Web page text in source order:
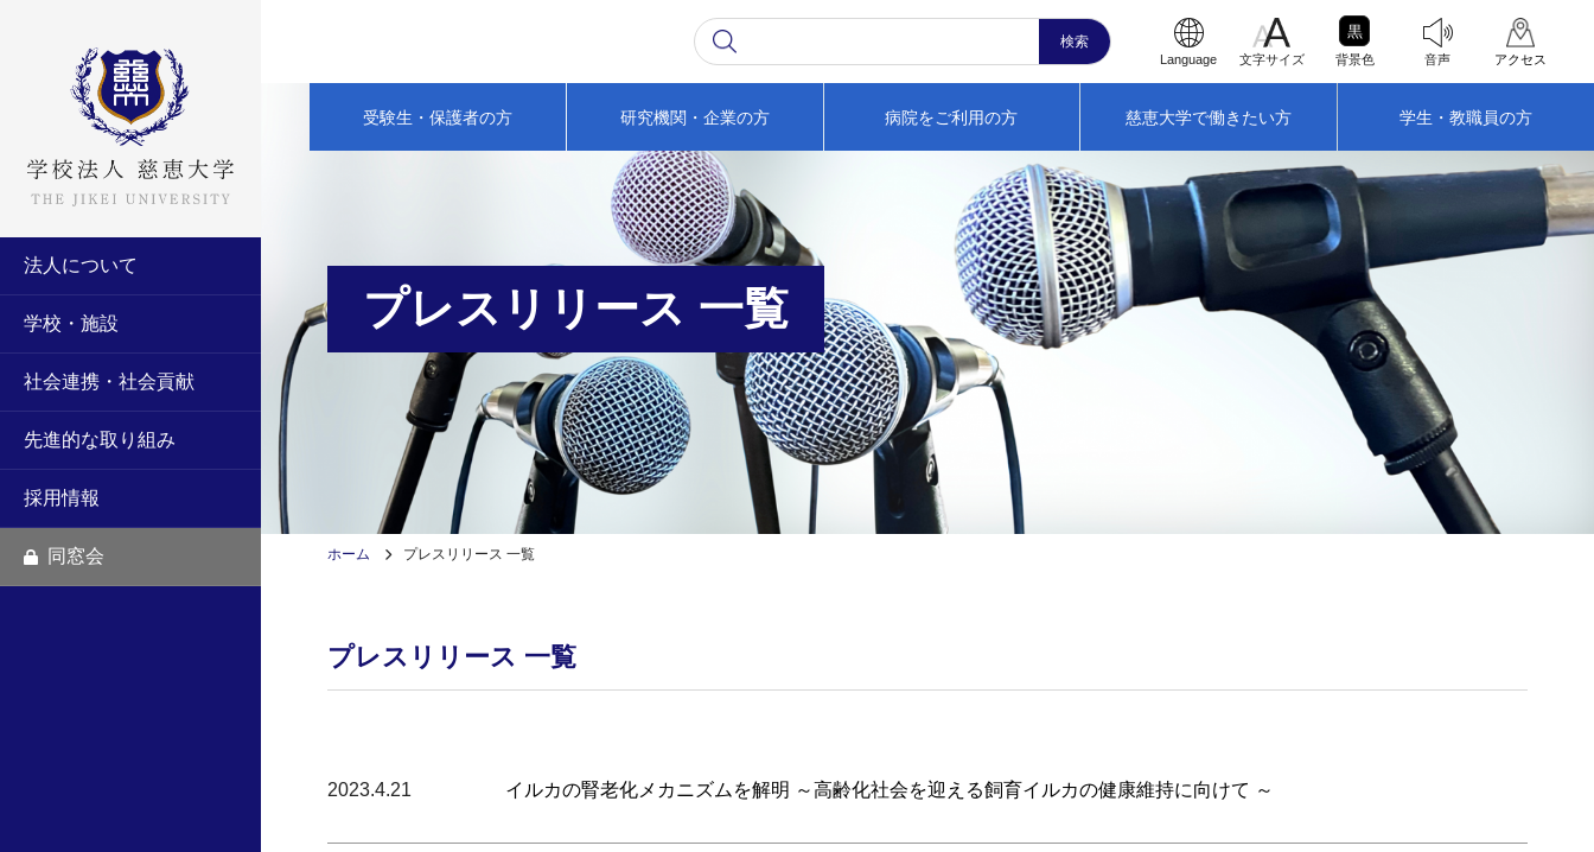
法人について
学校・施設
社会連携・社会貢献
先進的な取り組み
採用情報
同窓会
Language 文字サイズ
黒
背景色 音声 アクセス
受験生・保護者の方 研究機関・企業の方 病院をご利用の方 慈恵大学で働きたい方 学生・教職員の方
プレスリリース 一覧
ホーム プレスリリース 一覧
プレスリリース 一覧
2023.4.21 イルカの腎老化メカニズムを解明 ～高齢化社会を迎える飼育イルカの健康維持に向けて ～